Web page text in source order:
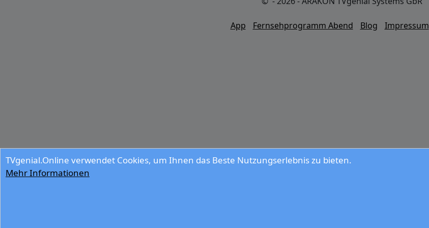
TVgenial.Online verwendet Cookies, um Ihnen das Beste Nutzungserlebnis zu bieten.
Mehr Informationen
App Fernsehprogramm Abend Blog Impressum